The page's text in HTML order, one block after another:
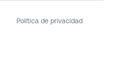
Política de privacidad